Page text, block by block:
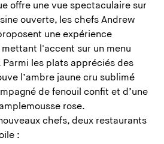
offre une vue spectaculaire sur
ouverte, les chefs Andrew
une expérience
l'accent sur un menu
les plats appréciés des
l’ambre jaune cru sublimé
de fenouil confit et d’une
rose.
chefs, deux restaurants
: